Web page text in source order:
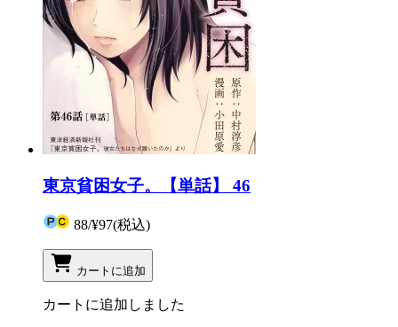
東京貧困女子。【単話】 46
88/¥97(税込)
カートに追加
カートに追加しました